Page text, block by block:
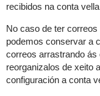
recibidos na conta
No caso de ter
podemos conservar a
correos arrastrando
reorganizalos de xeito
configuración a conta